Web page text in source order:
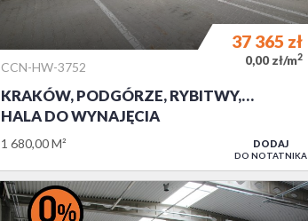
CCN-HW-3752
KRAKÓW, PODGÓRZE, RYBITWY,…
HALA DO WYNAJĘCIA
1 680,00 M²
37 365 zł
0,00 zł/m2
DODAJ
DO NOTATNIKA